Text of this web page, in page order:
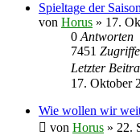
Spieltage der
von Horus » 17.
0 Antworten
7451 Zugriffe
Letzter
17. Oktober
Wie wollen wir
von Horus » 22.